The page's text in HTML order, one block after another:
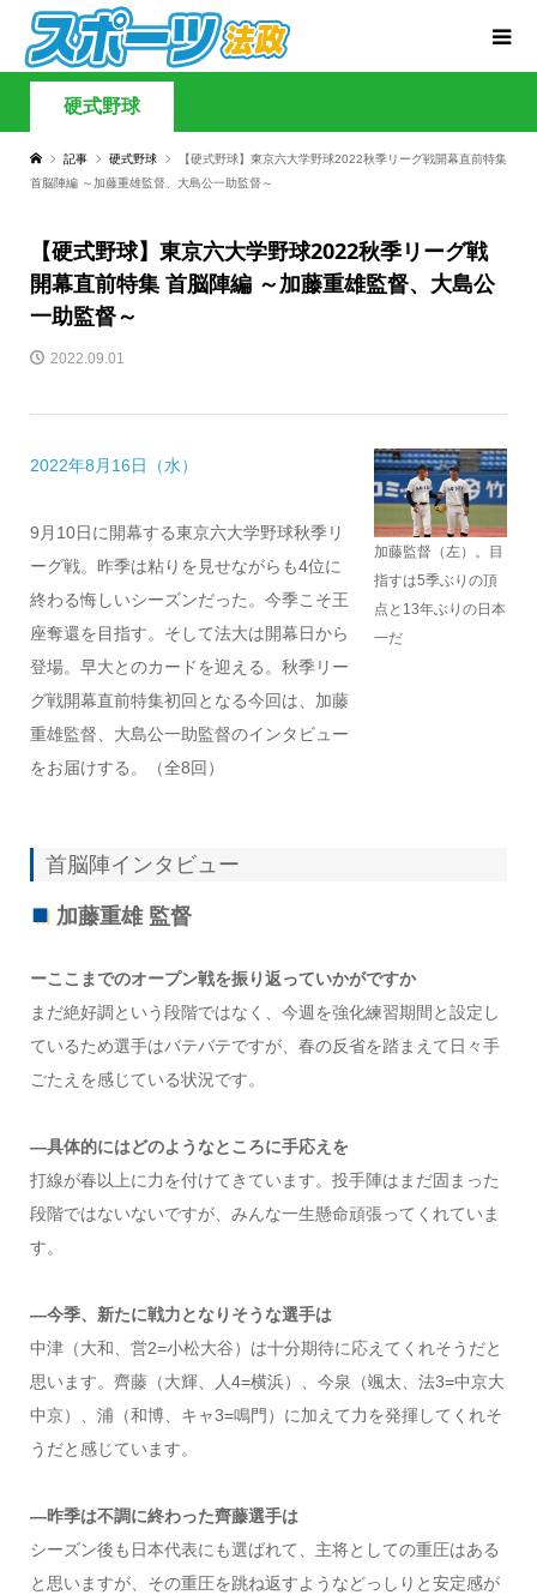
硬式野球
記事 硬式野球
【硬式野球】東京六大学野球2022秋季リーグ戦開幕直前特集
首脳陣編 ～加藤重雄監督、大島公一助監督～
【硬式野球】東京六大学野球2022秋季リーグ戦
開幕直前特集 首脳陣編 ～加藤重雄監督、大島公
一助監督～
2022.09.01
2022年8月16日（水）
9月10日に開幕する東京六大学野球秋季リ
ーグ戦。昨季は粘りを見せながらも4位に
終わる悔しいシーズンだった。今季こそ王
座奪還を目指す。そして法大は開幕日から
登場。早大とのカードを迎える。秋季リー
グ戦開幕直前特集初回となる今回は、加藤
重雄監督、大島公一助監督のインタビュー
をお届けする。（全8回）
加藤監督（左）。目
指すは5季ぶりの頂
点と13年ぶりの日本
一だ
首脳陣インタビュー
加藤重雄 監督
ーここまでのオープン戦を振り返っていかがですか
まだ絶好調という段階ではなく、今週を強化練習期間と設定し
ているため選手はバテバテですが、春の反省を踏まえて日々手
ごたえを感じている状況です。
―具体的にはどのようなところに手応えを
打線が春以上に力を付けてきています。投手陣はまだ固まった
段階ではないないですが、みんな一生懸命頑張ってくれていま
す。
―今季、新たに戦力となりそうな選手は
中津（大和、営2=小松大谷）は十分期待に応えてくれそうだと
思います。齊藤（大輝、人4=横浜）、今泉（颯太、法3=中京大
中京）、浦（和博、キャ3=鳴門）に加えて力を発揮してくれそ
うだと感じています。
―昨季は不調に終わった齊藤選手は
シーズン後も日本代表にも選ばれて、主将としての重圧はある
と思いますが、その重圧を跳ね返すようなどっしりと安定感が